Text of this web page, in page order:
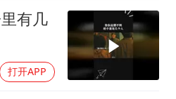
全民健身 共筑健康中国
有几
打开APP